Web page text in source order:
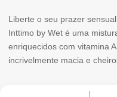
Liberte o seu prazer
Inttimo by Wet é uma
enriquecidos com vitamina
incrivelmente macia e